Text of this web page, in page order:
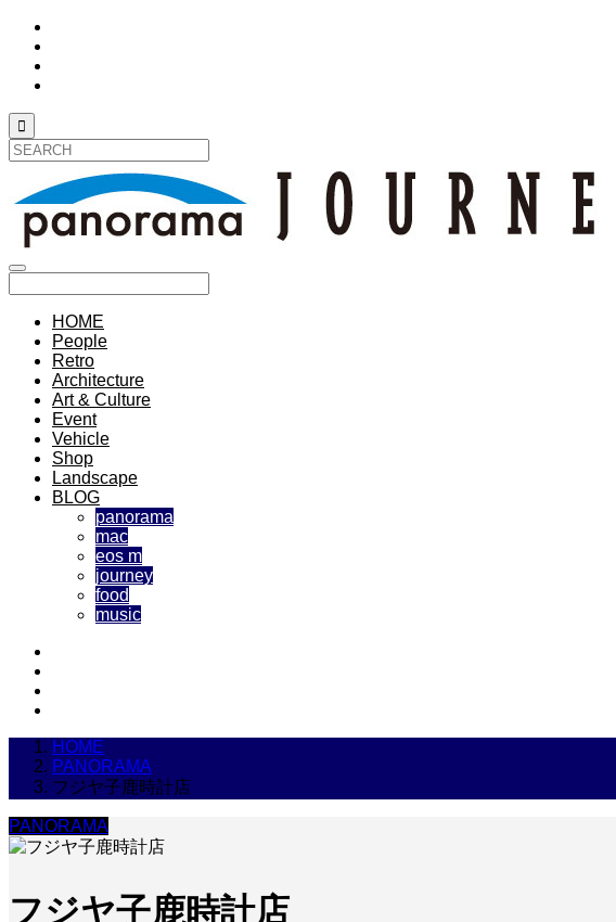

HOME
People
Retro
Architecture
Art & Culture
Event
Vehicle
Shop
Landscape
BLOG
panorama
mac
eos m
journey
food
music
HOME
PANORAMA
フジヤ子鹿時計店
PANORAMA
フジヤ子鹿時計店